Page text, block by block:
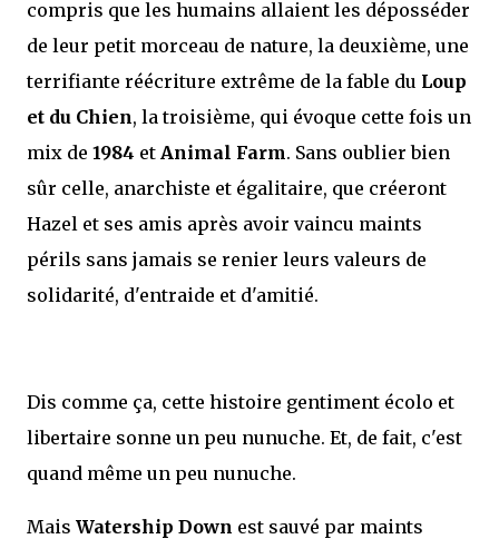
compris que les humains allaient les déposséder
de leur petit morceau de nature, la deuxième, une
terrifiante réécriture extrême de la fable du Loup
et du Chien, la troisième, qui évoque cette fois un
mix de 1984 et Animal Farm. Sans oublier bien
sûr celle, anarchiste et égalitaire, que créeront
Hazel et ses amis après avoir vaincu maints
périls sans jamais se renier leurs valeurs de
solidarité, d'entraide et d'amitié.
Dis comme ça, cette histoire gentiment écolo et
libertaire sonne un peu nunuche. Et, de fait, c'est
quand même un peu nunuche.
Mais Watership Down est sauvé par maints